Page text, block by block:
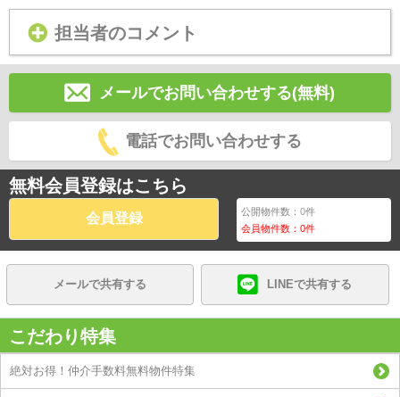
担当者のコメント
メールでお問い合わせする(無料)
電話でお問い合わせする
無料会員登録はこちら
会員登録 公開物件数：0件
会員物件数：0件
メールで共有する LINEで共有する
こだわり特集
絶対お得！仲介手数料無料物件特集